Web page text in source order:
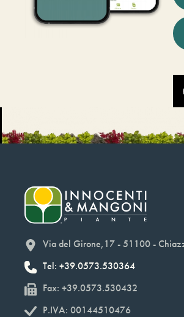
Via del Girone,17 - 51100 -
Tel: +39.0573.530364
Fax: +39.0573.530432
P.IVA: 00144510476